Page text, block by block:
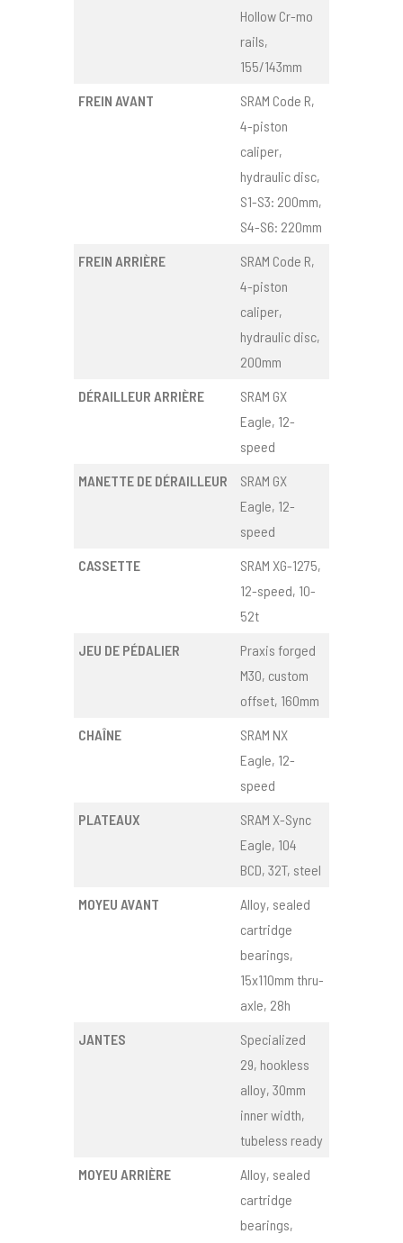
Hollow Cr-mo
rails,
155/143mm
FREIN AVANT
SRAM Code R,
4-piston
caliper,
hydraulic disc,
S1-S3: 200mm,
S4-S6: 220mm
FREIN ARRIÈRE
SRAM Code R,
4-piston
caliper,
hydraulic disc,
200mm
DÉRAILLEUR ARRIÈRE
SRAM GX
Eagle, 12-
speed
MANETTE DE DÉRAILLEUR
SRAM GX
Eagle, 12-
speed
CASSETTE
SRAM XG-1275,
12-speed, 10-
52t
JEU DE PÉDALIER
Praxis forged
M30, custom
offset, 160mm
CHAÎNE
SRAM NX
Eagle, 12-
speed
PLATEAUX
SRAM X-Sync
Eagle, 104
BCD, 32T, steel
MOYEU AVANT
Alloy, sealed
cartridge
bearings,
15x110mm thru-
axle, 28h
JANTES
Specialized
29, hookless
alloy, 30mm
inner width,
tubeless ready
MOYEU ARRIÈRE
Alloy, sealed
cartridge
bearings,